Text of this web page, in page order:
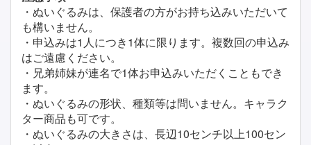
・ぬいぐるみは、保護者の方がお持ち込みいただいて
も構いません。
・申込みは1人につき1体に限ります。複数回の申込み
はご遠慮ください。
・兄弟姉妹が連名で1体お申込みいただくこともでき
ます。
・ぬいぐるみの形状、種類等は問いません。キャラク
ター商品も可です。
・ぬいぐるみの大きさは、長辺10センチ以上100セン